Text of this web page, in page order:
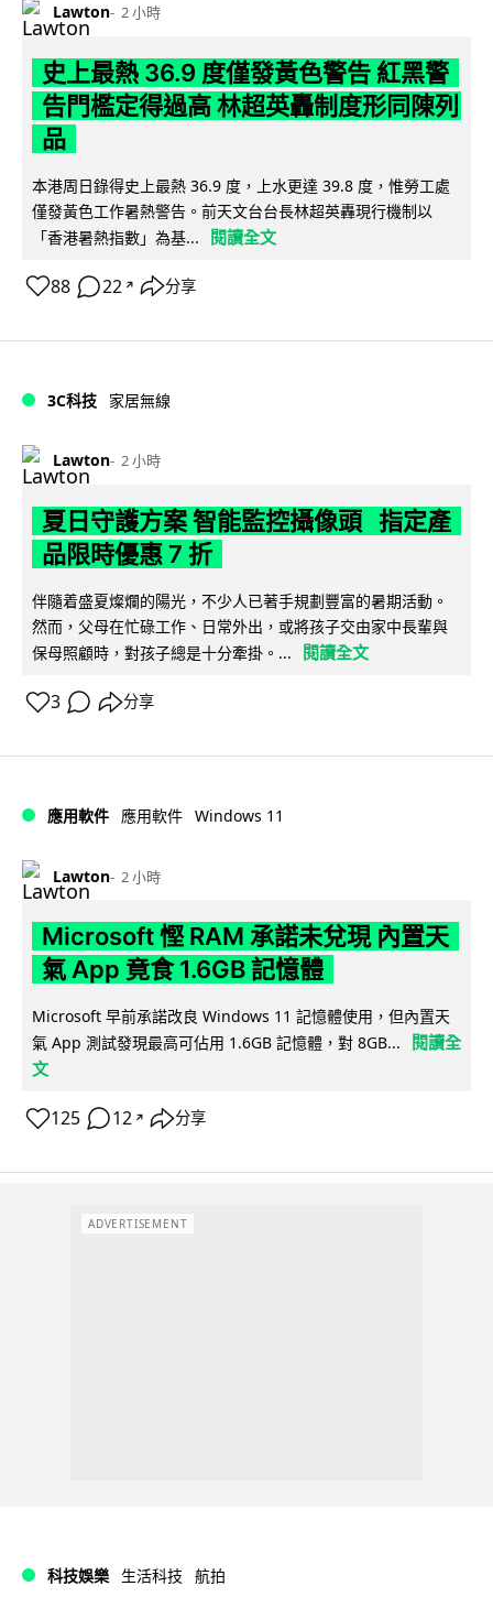
Lawton 2 小時
史上最熱 36.9 度僅發黃色警告 紅黑警
告門檻定得過高 林超英轟制度形同陳列
品
本港周日錄得史上最熱 36.9 度，上水更達 39.8 度，惟勞工處
僅發黃色工作暑熱警告。前天文台台長林超英轟現行機制以
「香港暑熱指數」為基...
閱讀全文
88 22 ↗ 分享
3C科技 家居無線
Lawton 2 小時
夏日守護方案 智能監控攝像頭 指定產
品限時優惠 7 折
伴隨着盛夏燦爛的陽光，不少人已著手規劃豐富的暑期活動。
然而，父母在忙碌工作、日常外出，或將孩子交由家中長輩與
保母照顧時，對孩子總是十分牽掛。...
閱讀全文
3 分享
應用軟件 應用軟件 Windows 11
Lawton 2 小時
Microsoft 慳 RAM 承諾未兌現 內置天
氣 App 竟食 1.6GB 記憶體
Microsoft 早前承諾改良 Windows 11 記憶體使用，但內置天
氣 App 測試發現最高可佔用 1.6GB 記憶體，對 8GB...
閱讀全
文
125 12 ↗ 分享
ADVERTISEMENT
科技娛樂 生活科技 航拍